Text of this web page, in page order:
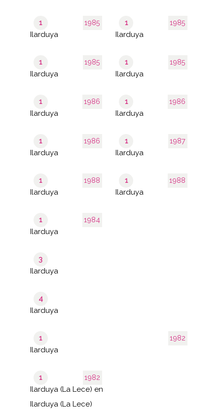
1985
1
Ilarduya
1985
1
Ilarduya
1985
1
Ilarduya
1985
1
Ilarduya
1986
1
Ilarduya
1986
1
Ilarduya
1986
1
Ilarduya
1987
1
Ilarduya
1988
1
Ilarduya
1988
1
Ilarduya
1984
1
Ilarduya
3
Ilarduya
4
Ilarduya
1982
1
Ilarduya
1982
1
Ilarduya (La Lece) en
Ilarduya (La Lece)